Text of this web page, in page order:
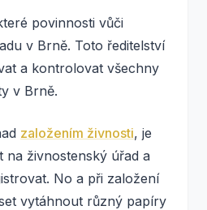
povinnosti vůči
v Brně. Toto ředitelství
a kontrolovat všechny
v Brně.
založením živnosti, je
na živnostenský úřad a
No a při založení
vytáhnout různý papíry